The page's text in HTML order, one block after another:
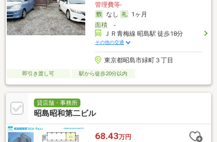
管理費等-
なし
1ヶ月
面積-
ＪＲ青梅線 昭島駅 徒歩18分
その他の交通
東京都昭島市緑町３丁目
即引き渡し可 駅から徒歩20分以内
貸店舗・事務所
昭島昭和第二ビル
68.43万円